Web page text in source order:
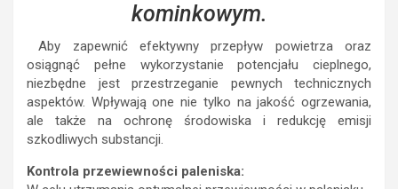
kominkowym.
Aby zapewnić efektywny przepływ powietrza oraz
osiągnąć pełne wykorzystanie potencjału cieplnego,
niezbędne jest przestrzeganie pewnych technicznych
aspektów. Wpływają one nie tylko na jakość ogrzewania,
ale także na ochronę środowiska i redukcję emisji
szkodliwych substancji.
Kontrola przewiewności paleniska: